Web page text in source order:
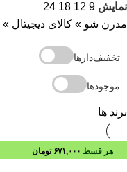
نمایش 9
12
18
24
مدرن شو » کالای دیجیتال »
تخفیف‌دارها
موجودها
برند ها
هر قسط ۶۷۱,۰۰۰ تومان